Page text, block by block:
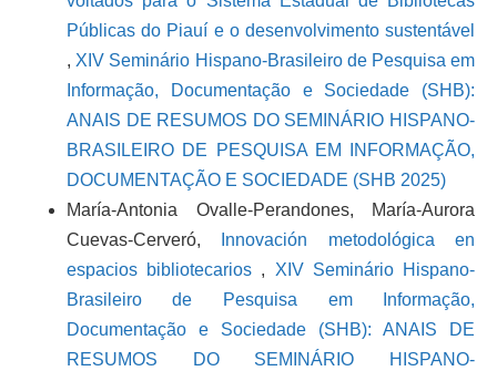
Públicas do Piauí e o desenvolvimento sustentável
, XIV Seminário Hispano-Brasileiro de Pesquisa em
Informação, Documentação e Sociedade (SHB):
ANAIS DE RESUMOS DO SEMINÁRIO HISPANO-
BRASILEIRO DE PESQUISA EM INFORMAÇÃO,
DOCUMENTAÇÃO E SOCIEDADE (SHB 2025)
María-Antonia Ovalle-Perandones, María-Aurora
Cuevas-Cerveró,
Innovación metodológica en
espacios bibliotecarios , XIV Seminário Hispano-
Brasileiro de Pesquisa em Informação,
Documentação e Sociedade (SHB): ANAIS DE
RESUMOS DO SEMINÁRIO HISPANO-